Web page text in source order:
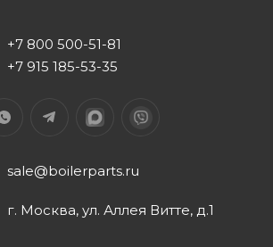
+7 800 500-51-81
+7 915 185-53-35
sale@boilerparts.ru
г. Москва, ул. Аллея Витте, д.1